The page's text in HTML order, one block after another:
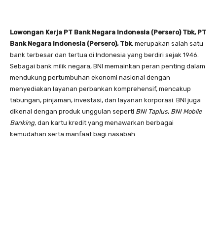
Lowongan Kerja PT Bank Negara Indonesia (Persero) Tbk, PT
Bank Negara Indonesia (Persero), Tbk, merupakan salah satu
bank terbesar dan tertua di Indonesia yang berdiri sejak 1946.
Sebagai bank milik negara, BNI memainkan peran penting dalam
mendukung pertumbuhan ekonomi nasional dengan
menyediakan layanan perbankan komprehensif, mencakup
tabungan, pinjaman, investasi, dan layanan korporasi. BNI juga
dikenal dengan produk unggulan seperti BNI Taplus, BNI Mobile
Banking, dan kartu kredit yang menawarkan berbagai
kemudahan serta manfaat bagi nasabah.